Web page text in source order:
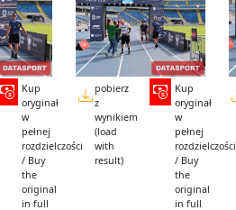
Kup
oryginał
w
pełnej
rozdzielczości
/ Buy
the
original
in full
pobierz
z
wynikiem
(load
with
result)
Kup
oryginał
w
pełnej
rozdzielczości
/ Buy
the
original
in full